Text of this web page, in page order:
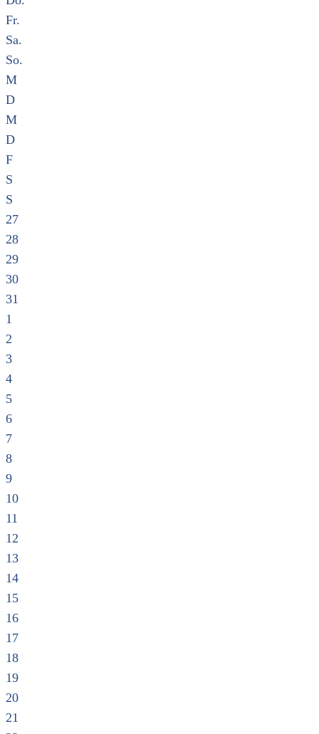
Fr.
Sa.
So.
M
D
M
D
F
S
S
27
28
29
30
31
1
2
3
4
5
6
7
8
9
10
11
12
13
14
15
16
17
18
19
20
21